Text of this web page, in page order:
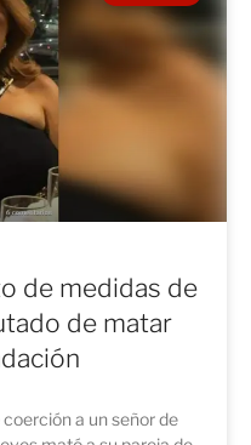
de medidas de
de matar
a un señor de